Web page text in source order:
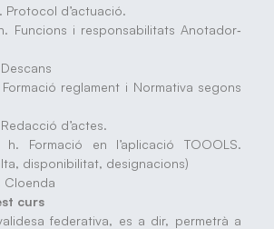
d’actuació.
Funcions i responsabilitats Anotador‐
reglament i Normativa segons
d’actes.
Formació en l’aplicació TOOOLS.
disponibilitat, designacions)
Cloenda
curs
federativa, es a dir, permetrà a